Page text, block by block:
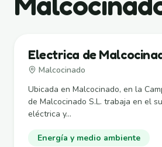
Electrica de
Malcocinado
Ubicada en Malcocinado, en la
de Malcocinado S.L. trabaja en el
eléctrica y...
Energía y medio ambiente